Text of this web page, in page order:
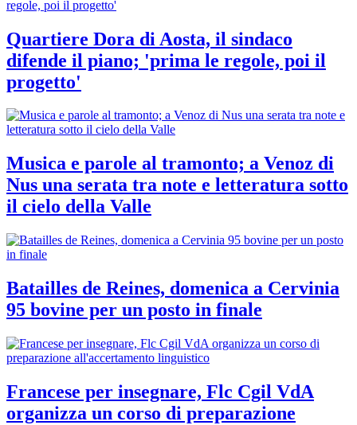
Quartiere Dora di Aosta, il sindaco
difende il piano; 'prima le regole, poi il
progetto'
Musica e parole al tramonto; a Venoz di
Nus una serata tra note e letteratura sotto
il cielo della Valle
Batailles de Reines, domenica a Cervinia
95 bovine per un posto in finale
Francese per insegnare, Flc Cgil VdA
organizza un corso di preparazione